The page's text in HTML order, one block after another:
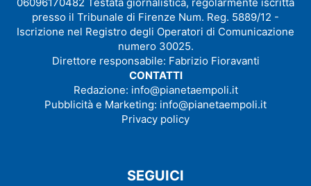
presso il Tribunale di Firenze Num. Reg. 5889/12 -
Iscrizione nel Registro degli Operatori di Comunicazione
numero 30025.
Direttore responsabile: Fabrizio Fioravanti
CONTATTI
Redazione: info@pianetaempoli.it
Pubblicità e Marketing: info@pianetaempoli.it
Privacy policy
SEGUICI